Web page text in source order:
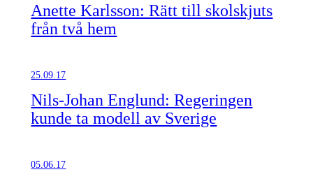
Anette Karlsson: Rätt till skolskjuts
från två hem
25.09.17
Nils-Johan Englund: Regeringen
kunde ta modell av Sverige
05.06.17